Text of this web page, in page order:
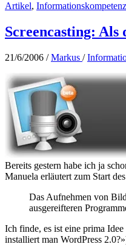
Artikel, Informationskompetenz
Screencasting:
21/6/2006 /Markus /
Bereits gestern habe ich ja
Manuela erläutert zum Start
Das Aufnehmen von
ausgereifteren
Ich finde, es ist eine prima
installiert man WordPress